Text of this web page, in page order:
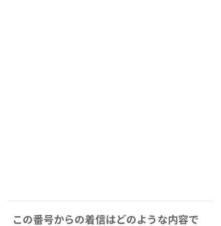
この番号からの着信はどのような内容で